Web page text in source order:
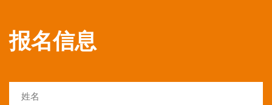
报名信息